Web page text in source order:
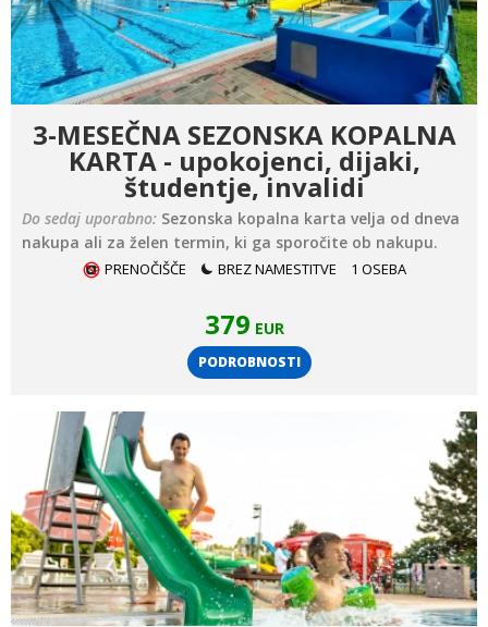
379 EUR
PODROBNOSTI
3-MESEČNA SEZONSKA KOPALNA
KARTA - upokojenci, dijaki,
študentje, invalidi
Do sedaj uporabno: Sezonska kopalna karta velja od dneva
nakupa ali za želen termin, ki ga sporočite ob nakupu.
PRENOČIŠČE BREZ NAMESTITVE 1 OSEBA